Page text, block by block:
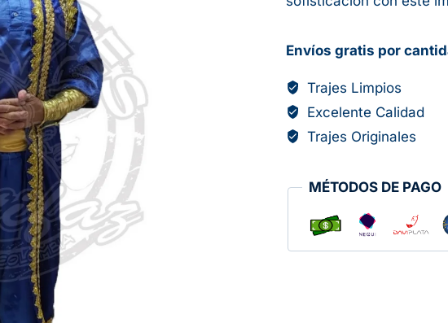
Envíos gratis por
Trajes Limpios
Excelente Calidad
Trajes Originales
MÉTODOS DE PAGO